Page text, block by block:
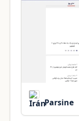
Parsine